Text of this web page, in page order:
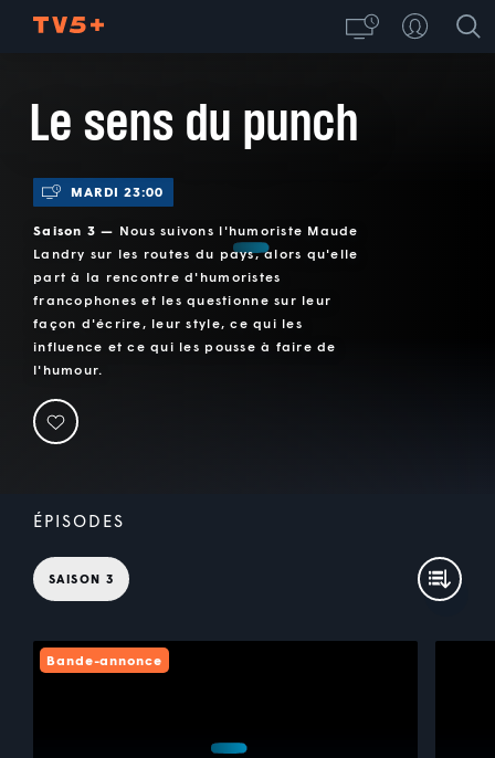
Le sens du punch
MARDI 23:00
Saison 3 — Nous suivons l'humoriste Maude
Landry sur les routes du pays, alors qu'elle
part à la rencontre d'humoristes
francophones et les questionne sur leur
façon d'écrire, leur style, ce qui les
influence et ce qui les pousse à faire de
l'humour.
ÉPISODES
SAISON 3
Bande-annonce